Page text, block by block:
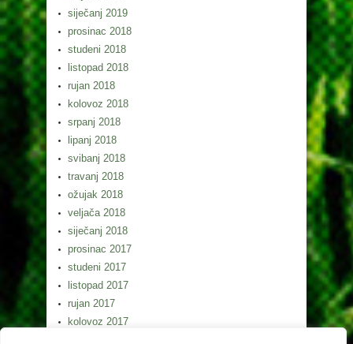
siječanj 2019
prosinac 2018
studeni 2018
listopad 2018
rujan 2018
kolovoz 2018
srpanj 2018
lipanj 2018
svibanj 2018
travanj 2018
ožujak 2018
veljača 2018
siječanj 2018
prosinac 2017
studeni 2017
listopad 2017
rujan 2017
kolovoz 2017